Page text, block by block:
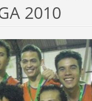
2010